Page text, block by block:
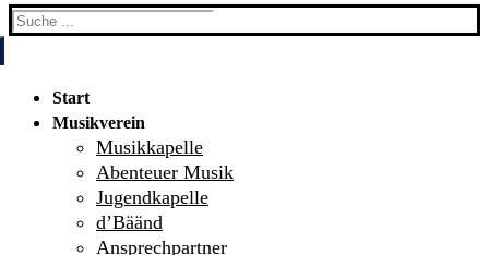
Search
Start
Musikverein
Musikkapelle
Abenteuer Musik
Jugendkapelle
d’Bäänd
Ansprechpartner